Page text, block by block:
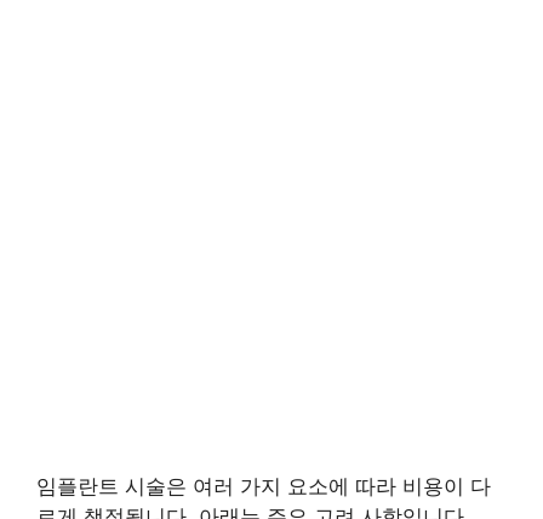
임플란트 시술은 여러 가지 요소에 따라 비용이 다